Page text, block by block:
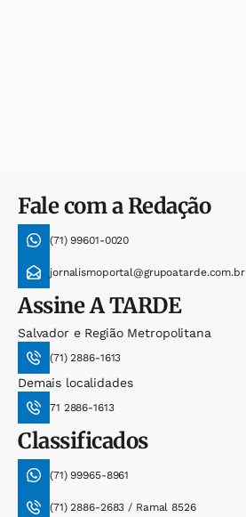
Fale com a Redação
(71) 99601-0020
jornalismoportal@grupoatarde.com.br
AssineA TARDE
Salvador e Região Metropolitana
(71) 2886-1613
Demais localidades
71 2886-1613
Classificados
(71) 99965-8961
(71) 2886-2683 / Ramal 8526